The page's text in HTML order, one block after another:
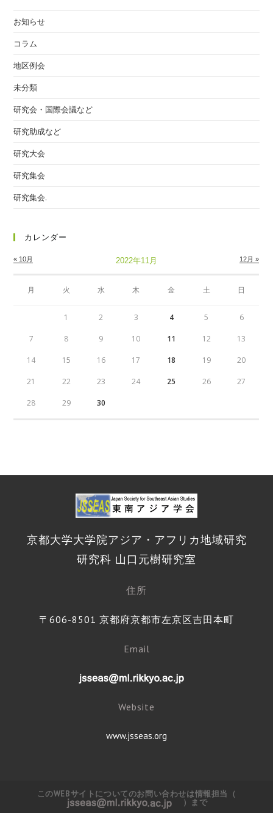
お知らせ
コラム
地区例会
未分類
研究会・国際会議など
研究助成など
研究大会
研究集会
研究集会.
カレンダー
2022年11月
月 火 水 木 金 土 日
« 10月 12月 »
1 2 3 4 5 6
7 8 9 10 11 12 13
14 15 16 17 18 19 20
21 22 23 24 25 26 27
28 29 30
京都大学大学院アジア・アフリカ地域研究
研究科 山口元樹研究室
住所
〒606-8501 京都府京都市左京区吉田本町
Email
Website
www.jsseas.org
このWEBサイトについてのお問い合わせは情報担当（
）まで